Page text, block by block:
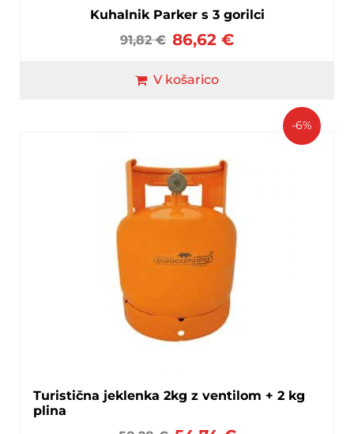
Kuhalnik Parker s 3 gorilci
91,82€ 86,62€
V košarico
-6%
Turistična jeklenka 2kg z ventilom + 2 kg
plina